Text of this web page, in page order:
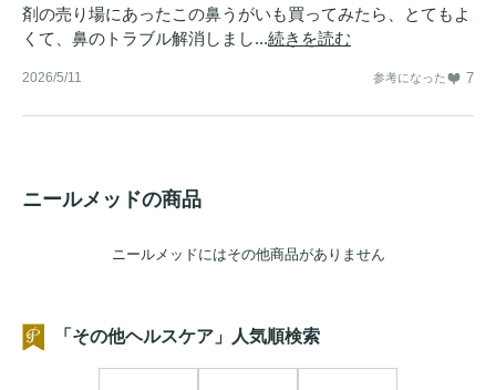
剤の売り場にあったこの鼻うがいも買ってみたら、とてもよ
くて、鼻のトラブル解消しまし...続きを読む
2026/5/11 参考になった 7
ニールメッドの商品
ニールメッドにはその他商品がありません
「その他ヘルスケア」人気順検索